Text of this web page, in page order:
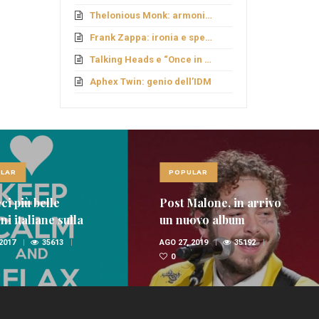
Thelonious Monk: armonie fuori schema
Frank Zappa: ironia e sperimentazione
Talking Heads e “Once in a Lifetime”
Aphex Twin: genio dell’IDM
più belle
italiane sulla
35613
POPULAR
Post Malone, in arrivo
un nuovo album
AGO 27, 2019
35192
0